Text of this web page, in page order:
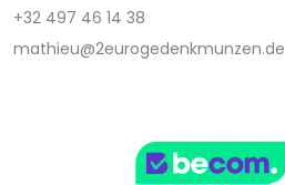
+32 497 46 14 38
mathieu@2eurogedenkmunzen.de